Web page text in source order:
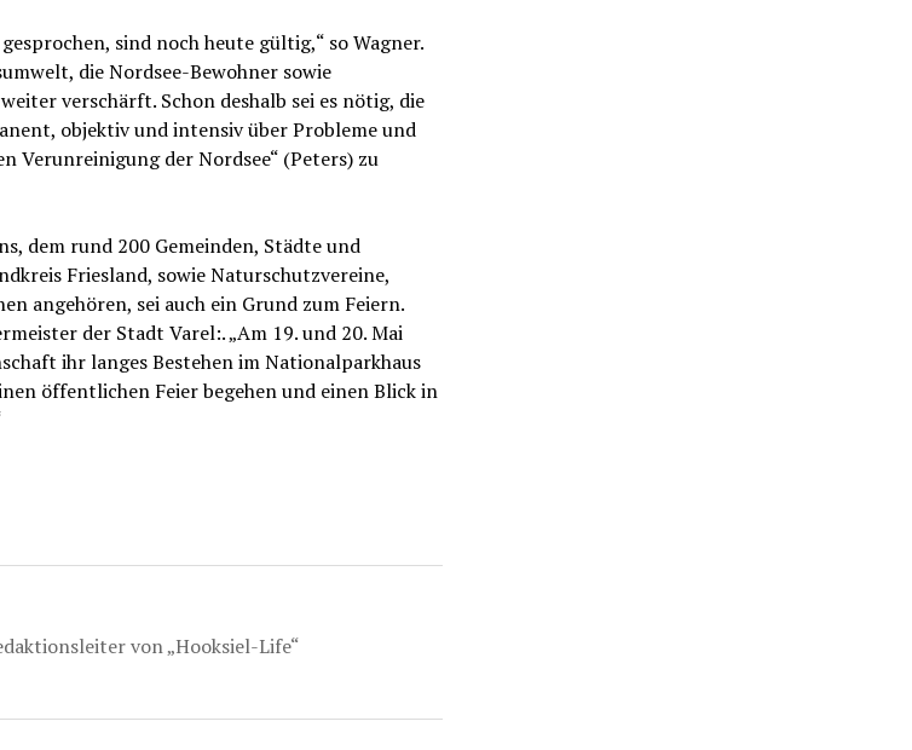
sind noch heute gültig,“ so Wagner.
die Nordsee-Bewohner sowie
verschärft. Schon deshalb sei es nötig, die
objektiv und intensiv über Probleme und
Verunreinigung der Nordsee“ (Peters) zu
dem rund 200 Gemeinden, Städte und
Friesland, sowie Naturschutzvereine,
angehören, sei auch ein Grund zum Feiern.
der Stadt Varel:. „Am 19. und 20. Mai
ihr langes Bestehen im Nationalparkhaus
öffentlichen Feier begehen und einen Blick in
von „Hooksiel-Life“